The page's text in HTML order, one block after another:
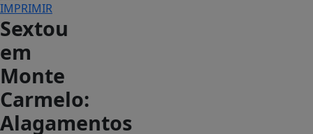
IMPRIMIR
Sextou
em
Monte
Carmelo:
Alagamentos